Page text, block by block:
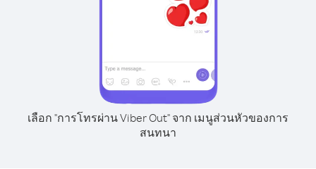
เลือก "การโทรผ่าน Viber Out" จาก เมนูส่วนหัวของการ
สนทนา